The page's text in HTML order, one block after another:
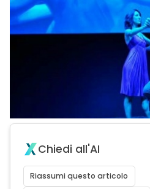
Chiedi all'AI
Riassumi questo articolo